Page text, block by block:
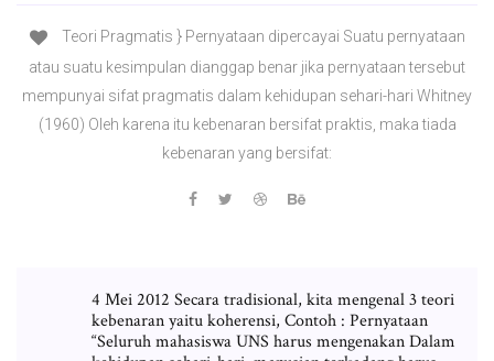
Teori Pragmatis } Pernyataan dipercayai Suatu pernyataan
atau suatu kesimpulan dianggap benar jika pernyataan tersebut
mempunyai sifat pragmatis dalam kehidupan sehari-hari Whitney
(1960) Oleh karena itu kebenaran bersifat praktis, maka tiada
kebenaran yang bersifat:
4 Mei 2012 Secara tradisional, kita mengenal 3 teori
kebenaran yaitu koherensi, Contoh : Pernyataan
“Seluruh mahasiswa UNS harus mengenakan Dalam